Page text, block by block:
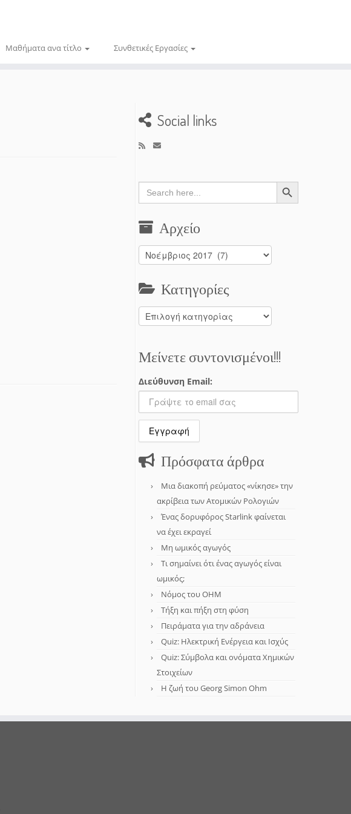
Μαθήματα ανα τίτλο Συνθετικές Εργασίες
Social links
Search
for:
Search Button
Αρχείο
Αρχείο
Κατηγορίες
Κατηγορίες
Μείνετε συντονισμένοι!!!
Διεύθυνση Email:
Πρόσφατα άρθρα
Μια διακοπή ρεύματος «νίκησε» την
ακρίβεια των Ατομικών Ρολογιών
Ένας δορυφόρος Starlink φαίνεται
να έχει εκραγεί
Μη ωμικός αγωγός
Τι σημαίνει ότι ένας αγωγός είναι
ωμικός;
Νόμος του OHM
Τήξη και πήξη στη φύση
Πειράματα για την αδράνεια
Quiz: Ηλεκτρική Ενέργεια και Ισχύς
Quiz: Σύμβολα και ονόματα Χημικών
Στοιχείων
Η ζωή του Georg Simon Ohm